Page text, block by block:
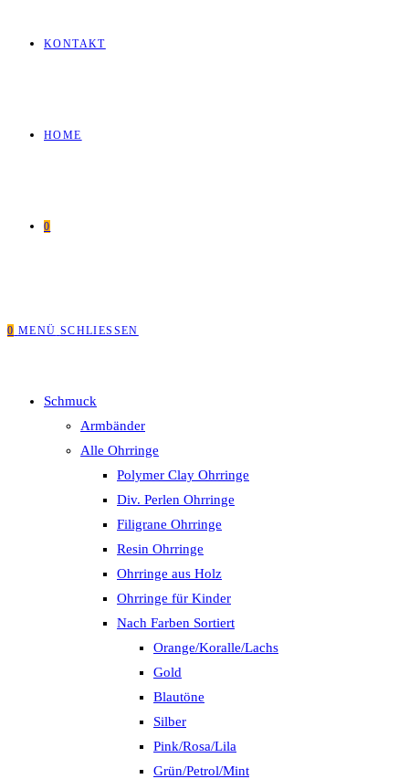
KONTAKT
HOME
0
0 MENÜ SCHLIESSEN
Schmuck
Armbänder
Alle Ohrringe
Polymer Clay Ohrringe
Div. Perlen Ohrringe
Filigrane Ohrringe
Resin Ohrringe
Ohrringe aus Holz
Ohrringe für Kinder
Nach Farben Sortiert
Orange/Koralle/Lachs
Gold
Blautöne
Silber
Pink/Rosa/Lila
Grün/Petrol/Mint